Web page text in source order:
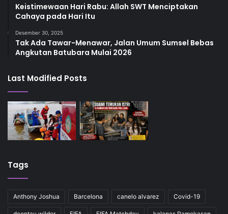
Keistimewaan Hari Rabu: Allah SWT Menciptakan
Cahaya pada Hari Itu
Desember 30, 2025
Tak Ada Tawar-Menawar, Jalan Umum Sumsel Bebas
Angkutan Batubara Mulai 2026
Last Modified Posts
Tags
Anthony Joshua Barcelona canelo alvarez Covid-19